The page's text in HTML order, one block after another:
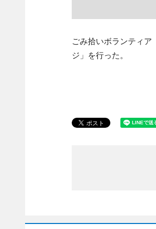
ごみ拾いボランティ
ジ」を行った。